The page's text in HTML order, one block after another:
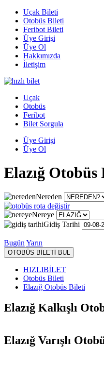
Uçak Bileti
Otobüs Bileti
Feribot Bileti
Üye Girişi
Üye Ol
Hakkımızda
İletişim
Uçak
Otobüs
Feribot
Bilet Sorgula
Üye Girişi
Üye Ol
Elazığ
Nereden
Nereye
Gidiş Tarihi
Bugün Yarın
OTOBÜS BİLETİ BUL
HIZLIBİLET
Otobüs Bileti
Elazığ Otobüs Bileti
Elazığ Kalkışlı
Elazığ Varışlı